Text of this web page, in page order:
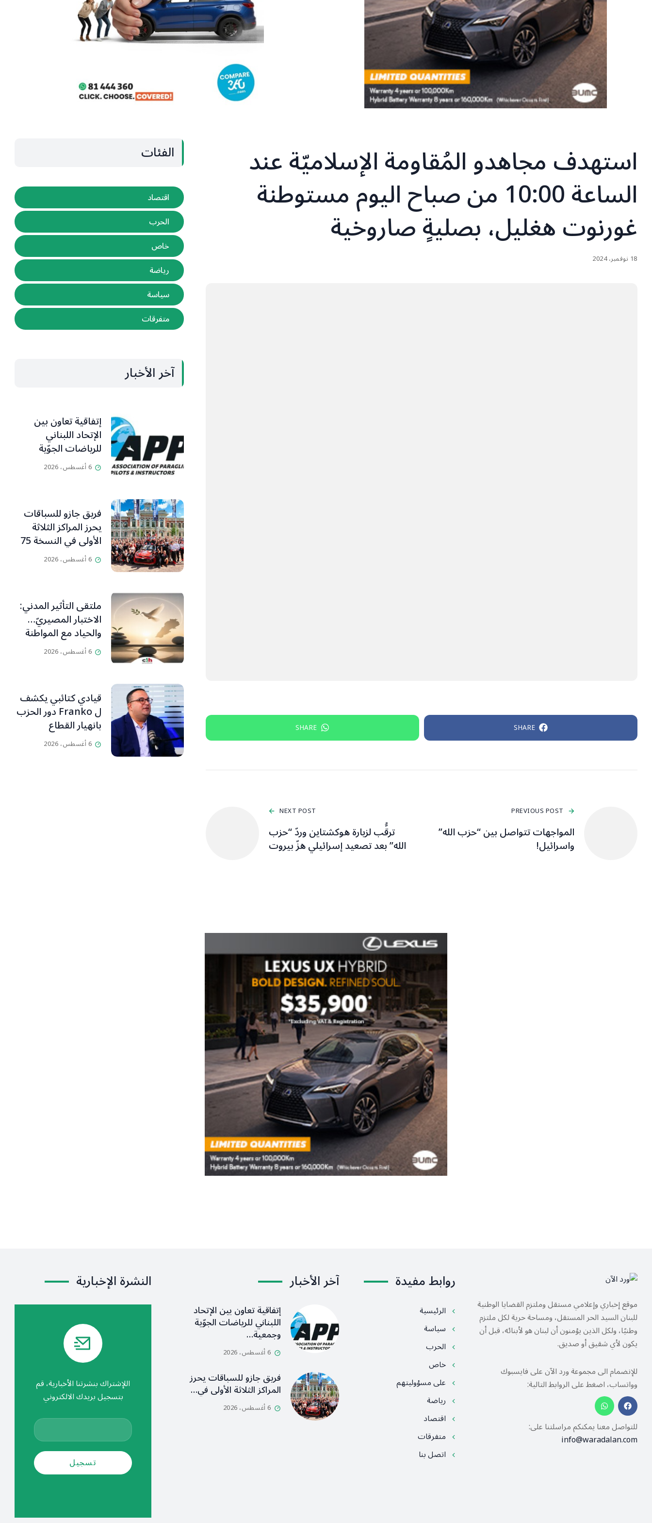
استهدف مجاهدو المُقاومة الإسلاميّة عند
الساعة 10:00 من صباح اليوم مستوطنة
غورنوت هغليل، بصليةٍ صاروخية
18 نوفمبر، 2024
SHARE
SHARE
PREVIOUS POST
المواجهات تتواصل بين “حزب الله”
واسرائيل!
NEXT POST
ترقُّب لزيارة هوكشتاين وردّ “حزب
الله” بعد تصعيد إسرائيلي هزّ بيروت
الفئات
اقتصاد
الحرب
خاص
رياضة
سياسة
متفرقات
آخر الأخبار
إتفاقية تعاون بين
الإتحاد اللبناني
للرياضات الجوّية
وجمعية طيّاري
ومدرّبي الطيران
6 أغسطس، 2026
فريق جازو للسباقات
يحرز المراكز الثلاثة
الأولى في النسخة 75
من رالي فنلندا
6 أغسطس، 2026
ملتقى التأثير المدني:
الاختبار المصيريّ…
والحياد مع المواطنة
بوصلة
6 أغسطس، 2026
قيادي كتائبي يكشف
ل Franko دور الحزب
بانهيار القطاع
المصرفي
6 أغسطس، 2026
موقع إخباري وإعلامي مستقل وملتزم القضايا الوطنية
للبنان السيد الحر المستقل، ومساحة حرية لكل ملتزم
وطنيًا، ولكل الذين يؤمنون أن لبنان هو لأبنائه، قبل أن
يكون لأي شقيق أو صديق.
للإنضمام الى مجموعة ورد الآن على فايسبوك
وواتساب، اضغط على الروابط التالية:
للتواصل معنا يمكنكم مراسلتنا على:
info@waradalan.com
روابط مفيدة
الرئيسية
سياسة
الحرب
خاص
على مسؤوليتهم
رياضة
اقتصاد
متفرقات
اتصل بنا
آخر الأخبار
إتفاقية تعاون بين الإتحاد
اللبناني للرياضات الجوّية
وجمعية…
6 أغسطس، 2026
فريق جازو للسباقات يحرز
المراكز الثلاثة الأولى في…
6 أغسطس، 2026
النشرة الإخبارية
اللإشتراك بنشرتنا الأخبارية، قم
بتسجيل بريدك الالكتروني